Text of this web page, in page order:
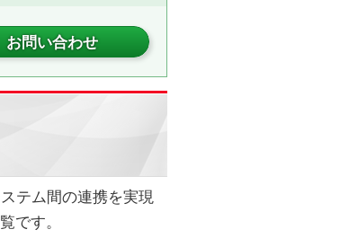
お問い合わせ
テム間の連携を実現
です。